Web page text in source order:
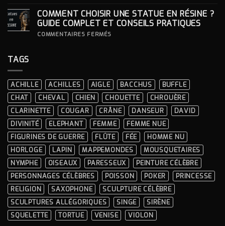
UNE
STATUE
À
COMMENT CHOISIR UNE STATUE EN RÉSINE ?
GUIDE COMPLET ET CONSEILS PRATIQUES
COMMENTAIRES FERMÉS
?
GUIDE
COMPLET
ET
CONSEILS
PRATIQUES
TAGS
ACHILLE ACHILLES AIGLE BACCHUS
BUFFLE
CHAT
CHEVAL CHIEN CHOUETTE
CHROUÈRE
CLARINETTE
COUGAR CRÂNE DANSEUR
DAVID
DIVINITÉ
ELEPHANT FEMME
FEMME NUE
FIGURINES DE GUERRE
FLÛTE FÉE
HOMME NU
HORLOGE
LAPIN MAPPEMONDES
MOUSQUETAIRES
NYMPHE
OISEAUX PARESSEUX
PEINTURE CÉLÈBRE
PERSONNAGES CÉLÈBRES
POISSON POKER
PRINCESSE
RELIGION
SAXOPHONE
SCULPTURE CÉLÈBRE
SCULPTURES ALLÉGORIQUES
SINGE
SIRÈNE
SQUELETTE
TORTUE VENISE VIOLON